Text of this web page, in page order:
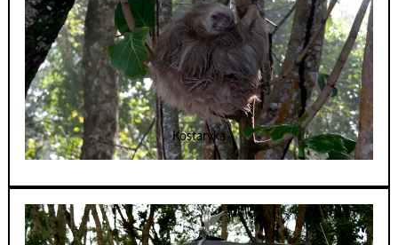
Kostaryka